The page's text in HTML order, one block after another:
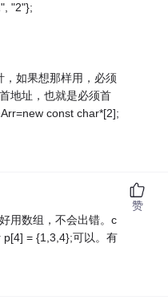
"2"};
，如果想那样用，必须
地址，也就是必须首
const char*[2];
用数组，不会出错。c
= {1,3,4};可以。有
赞